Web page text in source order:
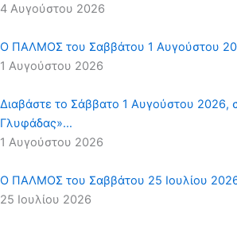
4 Αυγούστου 2026
Ο ΠΑΛΜΟΣ του Σαββάτου 1 Αυγούστου
1 Αυγούστου 2026
Διαβάστε το Σάββατο 1 Αυγούστου 2026,
Γλυφάδας»…
1 Αυγούστου 2026
Ο ΠΑΛΜΟΣ του Σαββάτου 25 Ιουλίου
25 Ιουλίου 2026